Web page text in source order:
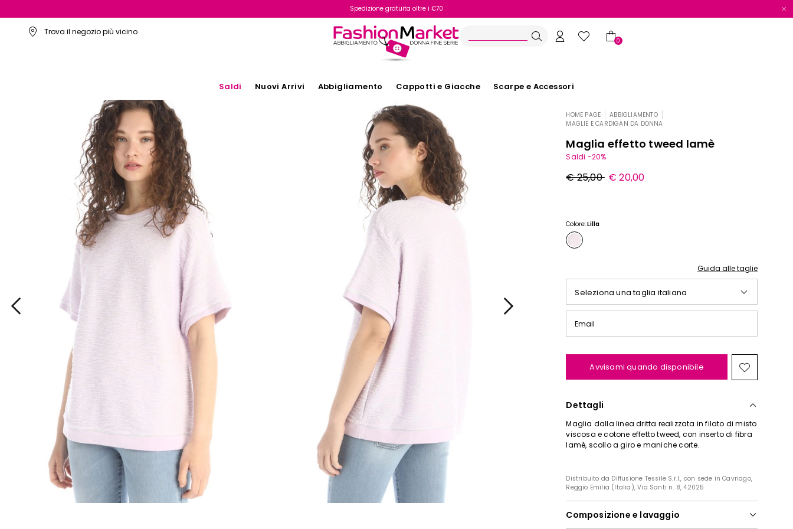
Reso facile e veloce
Spedizione gratuita oltre i €70
Trova il negozio più vicino
0
Saldi Nuovi Arrivi Abbigliamento Cappotti e Giacche Scarpe e Accessori
HOME PAGE| ABBIGLIAMENTO
MAGLIE E CARDIGAN DA DONNA
Maglia effetto tweed lamè
Saldi -20%
Prezzo
originale
€ 25,00 Nuovo
prezzo
€ 20,00
Colore:Lilla
Guida alle taglie
Seleziona una taglia italiana
Email
Avvisami quando disponibile
Sposta
nella
Dettagli
Maglia dalla linea dritta realizzata in filato di misto
viscosa e cotone effetto tweed, con inserto di fibra
lamè, scollo a giro e maniche corte.
Distribuito da Diffusione Tessile S.r.l., con sede in Cavriago,
Reggio Emilia (Italia), Via Santi n. 8, 42025
Composizione e lavaggio